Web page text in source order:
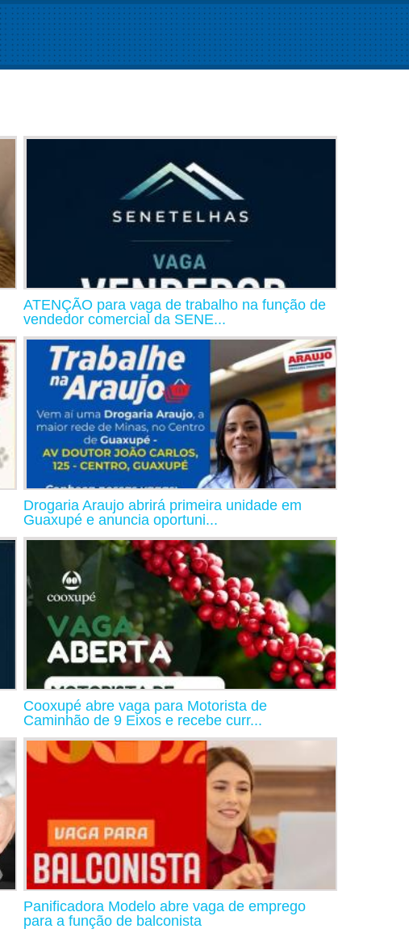
ATENÇÃO para vaga de trabalho na função de
vendedor comercial da SENE...
Drogaria Araujo abrirá primeira unidade em
Guaxupé e anuncia oportuni...
Cooxupé abre vaga para Motorista de
Caminhão de 9 Eixos e recebe curr...
Panificadora Modelo abre vaga de emprego
para a função de balconista